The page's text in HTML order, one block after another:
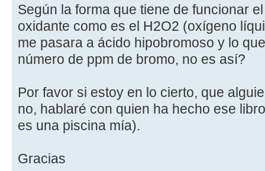
Según la forma que tiene de funcionar
oxidante como es el H2O2 (oxígeno
me pasara a ácido hipobromoso y lo
número de ppm de bromo, no es así?
Por favor si estoy en lo cierto, que
no, hablaré con quien ha hecho ese
es una piscina mía).
Gracias